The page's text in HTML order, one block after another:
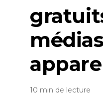
10 min de lecture